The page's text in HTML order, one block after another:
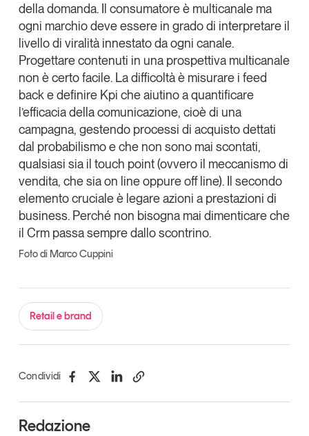
della domanda. Il consumatore è multicanale ma
ogni marchio deve essere in grado di interpretare il
livello di viralità innestato da ogni canale.
Progettare contenuti in una prospettiva multicanale
non è certo facile. La difficoltà è misurare i feed
back e definire Kpi che aiutino a quantificare
l’efficacia della comunicazione, cioè di una
campagna, gestendo processi di acquisto dettati
dal probabilismo e che non sono mai scontati,
qualsiasi sia il touch point(ovvero il meccanismo di
vendita, che sia on line oppure off line). Il secondo
elemento cruciale è legare azioni a prestazioni di
business. Perché non bisogna mai dimenticare che
il Crm passa sempre dallo scontrino.
Foto di Marco Cuppini
Retail e brand
Condividi
Redazione